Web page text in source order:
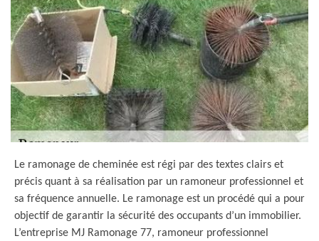
Le ramonage de cheminée est régi par des textes clairs et
précis quant à sa réalisation par un ramoneur professionnel et
sa fréquence annuelle. Le ramonage est un procédé qui a pour
objectif de garantir la sécurité des occupants d’un immobilier.
L’entreprise MJ Ramonage 77, ramoneur professionnel